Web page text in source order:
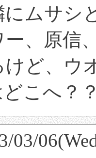
にムサシ
ー、原信
けど、ウ
どこへ？
03/